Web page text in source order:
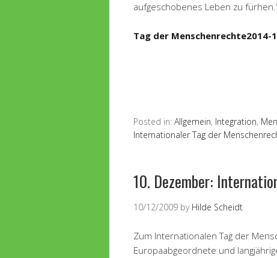
aufgeschobenes Leben zu
Tag der Menschenrechte2014-
Posted in: Allgemein, Integration,
Internationaler Tag der
10. Dezember:
10/12/2009 by Hilde Scheidt
Zum Internationalen Tag der
Europaabgeordnete und